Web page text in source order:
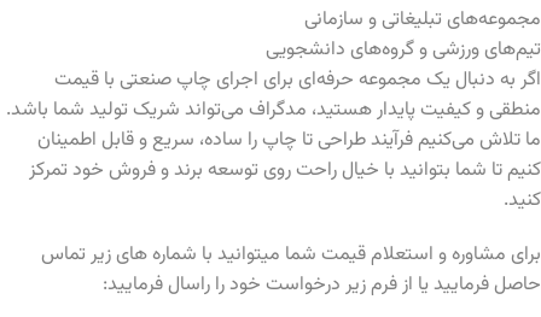
مجموعه‌های تبلیغاتی و سازمانی
تیم‌های ورزشی و گروه‌های دانشجویی
اگر به دنبال یک مجموعه حرفه‌ای برای اجرای چاپ صنعتی با قیمت
منطقی و کیفیت پایدار هستید، مدگراف می‌تواند شریک تولید شما باشد.
ما تلاش می‌کنیم فرآیند طراحی تا چاپ را ساده، سریع و قابل اطمینان
کنیم تا شما بتوانید با خیال راحت روی توسعه برند و فروش خود تمرکز
کنید.
برای مشاوره و استعلام قیمت شما میتوانید با شماره های زیر تماس
حاصل فرمایید یا از فرم زیر درخواست خود را راسال فرمایید: